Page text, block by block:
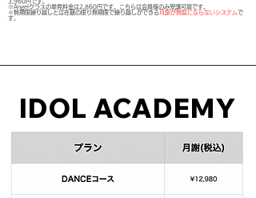
3,960円です。
※Angelクラスの単発料金は2,860円です。こちらは会員様のみ受講可能です。
​※無期限繰り越しとは在籍の限り無期限で繰り越しができる月謝が無駄にならないシステムで
す。
IDOL ACADEMY